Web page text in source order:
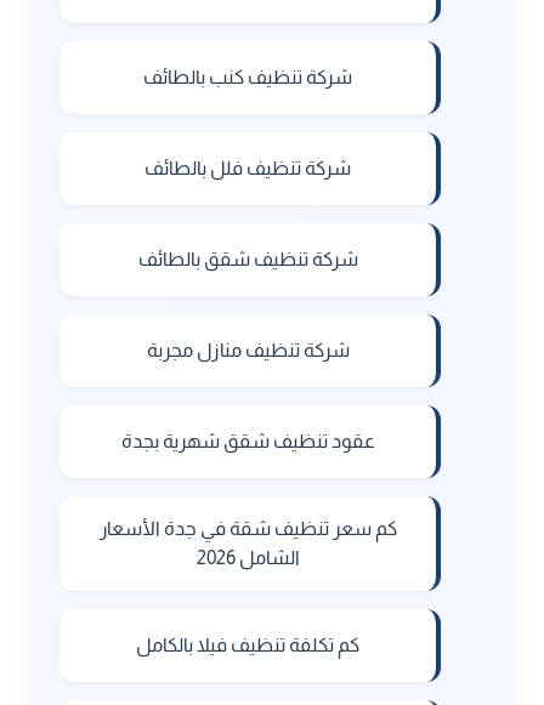
شركة تنظيف كنب بالطائف
شركة تنظيف فلل بالطائف
شركة تنظيف شقق بالطائف
شركة تنظيف منازل مجربة
عقود تنظيف شقق شهرية بجدة
كم سعر تنظيف شقة في جدة الأسعار
الشامل 2026
كم تكلفة تنظيف فيلا بالكامل